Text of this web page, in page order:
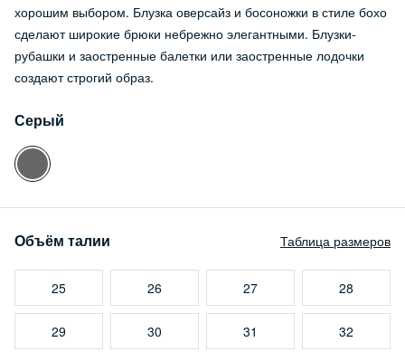
хорошим выбором. Блузка оверсайз и босоножки в стиле бохо
сделают широкие брюки небрежно элегантными. Блузки-
рубашки и заостренные балетки или заостренные лодочки
создают строгий образ.
Серый
Объём талии Таблица размеров
25 26 27 28
29 30 31 32